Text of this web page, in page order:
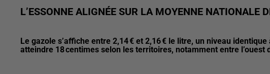
L’ESSONNE ALIGNÉE SUR LA MOYENNE NATIONALE
Le gazole s’affiche entre 2,14 € et 2,16 € le litre, un niveau
atteindre 18 centimes selon les territoires, notamment entre l’ouest